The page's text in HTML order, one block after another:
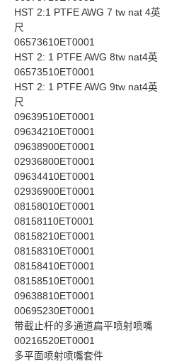
HST 2:1 PTFE AWG 7 tw nat 4英
尺
06573610ET0001
HST 2: 1 PTFE AWG 8tw nat4英
06573510ET0001
HST 2: 1 PTFE AWG 9tw nat4英
尺
09639510ET0001
09634210ET0001
09638900ET0001
02936800ET0001
09634410ET0001
02936900ET0001
08158010ET0001
08158110ET0001
08158210ET0001
08158310ET0001
08158410ET0001
08158510ET0001
09638810ET0001
00695230ET0001
带截止杆的多通道扁平喷射喷嘴
00216520ET0001
多平面喷射喷嘴套件